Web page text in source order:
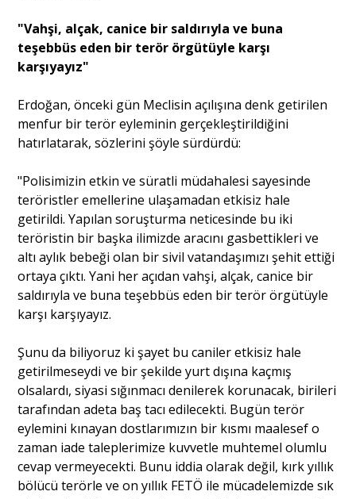
"Vahşi, alçak, canice bir saldırıyla ve buna
teşebbüs eden bir terör örgütüyle karşı
karşıyayız"
Erdoğan, önceki gün Meclisin açılışına denk getirilen
menfur bir terör eyleminin gerçekleştirildiğini
hatırlatarak, sözlerini şöyle sürdürdü:
"Polisimizin etkin ve süratli müdahalesi sayesinde
teröristler emellerine ulaşamadan etkisiz hale
getirildi. Yapılan soruşturma neticesinde bu iki
teröristin bir başka ilimizde aracını gasbettikleri ve
altı aylık bebeği olan bir sivil vatandaşımızı şehit ettiği
ortaya çıktı. Yani her açıdan vahşi, alçak, canice bir
saldırıyla ve buna teşebbüs eden bir terör örgütüyle
karşı karşıyayız.
Şunu da biliyoruz ki şayet bu caniler etkisiz hale
getirilmeseydi ve bir şekilde yurt dışına kaçmış
olsalardı, siyasi sığınmacı denilerek korunacak, birileri
tarafından adeta baş tacı edilecekti. Bugün terör
eylemini kınayan dostlarımızın bir kısmı maalesef o
zaman iade taleplerimize kuvvetle muhtemel olumlu
cevap vermeyecekti. Bunu iddia olarak değil, kırk yıllık
bölücü terörle ve on yıllık FETÖ ile mücadelemizde sık